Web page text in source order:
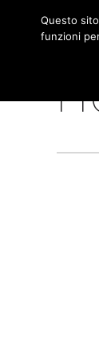
Questo
funzioni